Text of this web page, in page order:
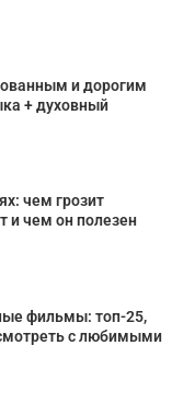
и дорогим
+ духовный
чем грозит
и чем он полезен
фильмы: топ-25,
с любимыми